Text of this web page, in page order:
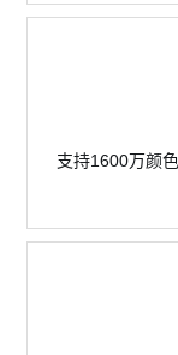
支持1600万颜